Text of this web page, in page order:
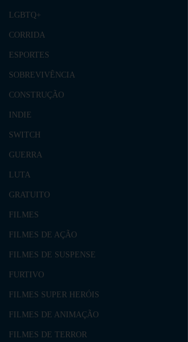
LGBTQ+
CORRIDA
ESPORTES
SOBREVIVÊNCIA
CONSTRUÇÃO
INDIE
SWITCH
GUERRA
LUTA
GRATUITO
FILMES
FILMES DE AÇÃO
FILMES DE SUSPENSE
FURTIVO
FILMES SUPER HERÓIS
FILMES DE ANIMAÇÃO
FILMES DE TERROR